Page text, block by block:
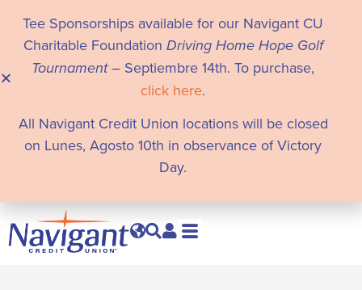
Tee Sponsorships available for our Navigant CU
Charitable Foundation Driving Home Hope Golf
Tournament– Septiembre 14th. To purchase,
click here.
All Navigant Credit Union locations will be closed
on Lunes, Agosto 10th in observance of Victory
Day.